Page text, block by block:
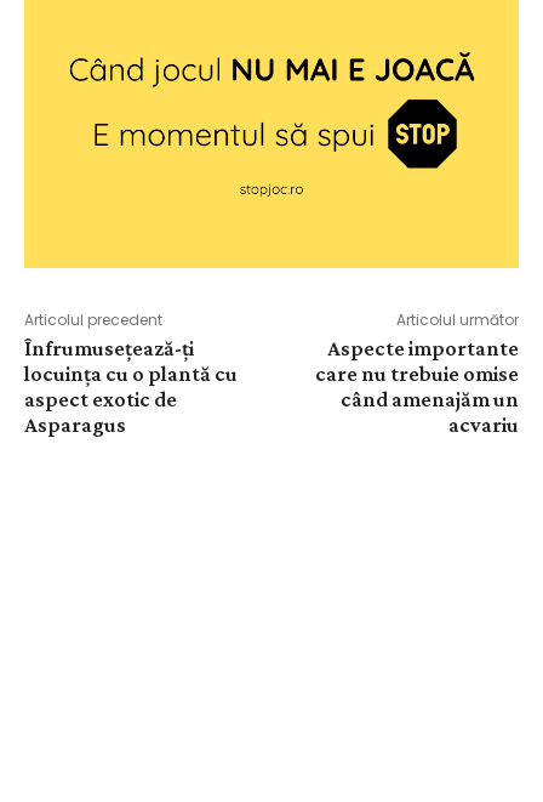
Articolul precedent
Înfrumusețează-ți
locuința cu o plantă cu
aspect exotic de
Asparagus
Articolul următor
Aspecte importante
care nu trebuie omise
când amenajăm un
acvariu